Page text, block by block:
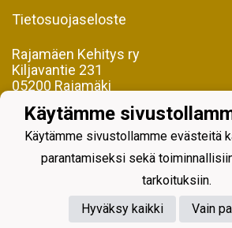
Tietosuojaseloste
Rajamäen Kehitys ry
Kiljavantie 231
05200 Rajamäki
Y-tunnus 0598128-2
Powered by
Käytämme
Käytämme sivustollamme evästeitä
parantamiseksi sekä
tarkoituksiin.
Hyväksy kaikki
Vain